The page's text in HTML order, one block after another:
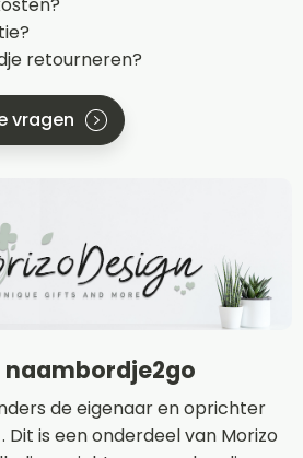
retourneren?
vragen
naambordje2go
de eigenaar en oprichter
is een onderdeel van Morizo